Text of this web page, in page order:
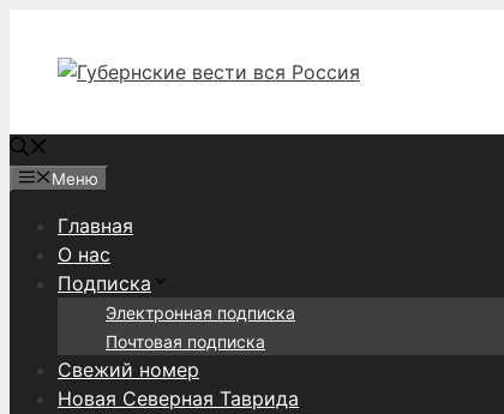
содержимому
Меню
Главная
О нас
Подписка
Электронная подписка
Почтовая подписка
Свежий номер
Новая Северная Таврида